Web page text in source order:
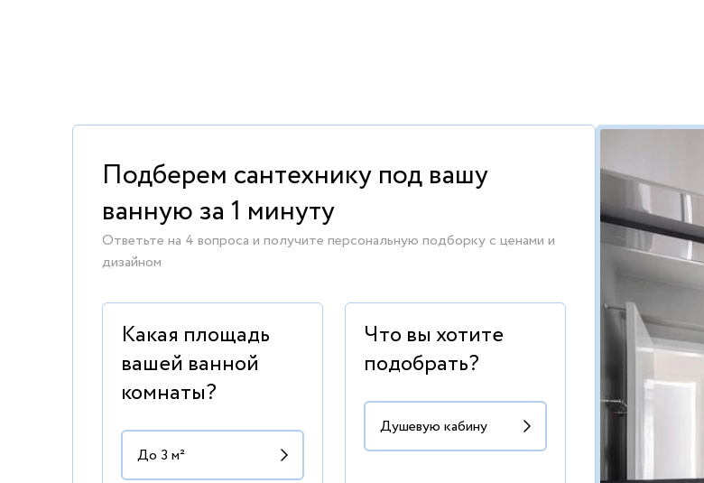
Подберем сантехнику под вашу
ванную за 1 минуту
Ответьте на 4 вопроса и получите персональную подборку с ценами и
дизайном
Какая площадь
вашей ванной
комнаты?
Что вы хотите
подобрать?